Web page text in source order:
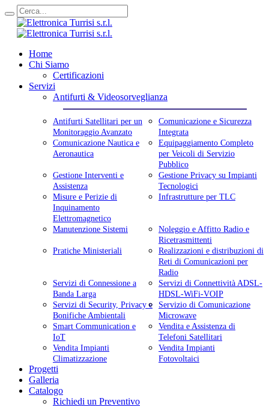
Home
Chi Siamo
Certificazioni
Servizi
Antifurti & Videosorveglianza
Antifurti Satellitari per un
Monitoraggio Avanzato
Comunicazione e Sicurezza
Integrata
Comunicazione Nautica e
Aeronautica
Equipaggiamento Completo
per Veicoli di Servizio
Pubblico
Gestione Interventi e
Assistenza
Gestione Privacy su Impianti
Tecnologici
Misure e Perizie di
Inquinamento
Elettromagnetico
Infrastrutture per TLC
Manutenzione Sistemi
Noleggio e Affitto Radio e
Ricetrasmittenti
Pratiche Ministeriali
Realizzazioni e distribuzioni di
Reti di Comunicazioni per
Radio
Servizi di Connessione a
Banda Larga
Servizi di Connettività ADSL-
HDSL-WiFi-VOIP
Servizi di Security, Privacy e
Bonifiche Ambientali
Servizio di Comunicazione
Microwave
Smart Communication e
IoT
Vendita e Assistenza di
Telefoni Satellitari
Vendita Impianti
Climatizzazione
Vendita Impianti
Fotovoltaici
Progetti
Galleria
Catalogo
Richiedi un Preventivo